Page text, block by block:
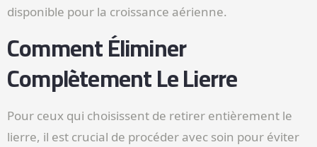
disponible pour la croissance aérienne.
Comment Éliminer
Complètement Le Lierre
Pour ceux qui choisissent de retirer entièrement le
lierre, il est crucial de procéder avec soin pour éviter